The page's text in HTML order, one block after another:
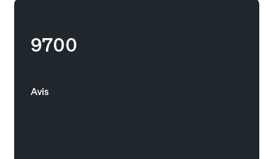
9700
Avis